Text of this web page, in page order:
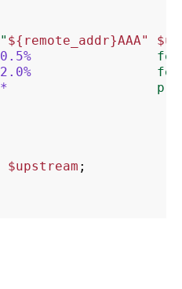
" ${remote_addr}AAA"
0.5%
2.0%
*
$upstream ;